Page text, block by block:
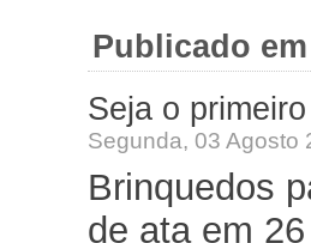
Publicado em
Seja o
Segunda, 03 Agosto
Brinquedos
de ata em